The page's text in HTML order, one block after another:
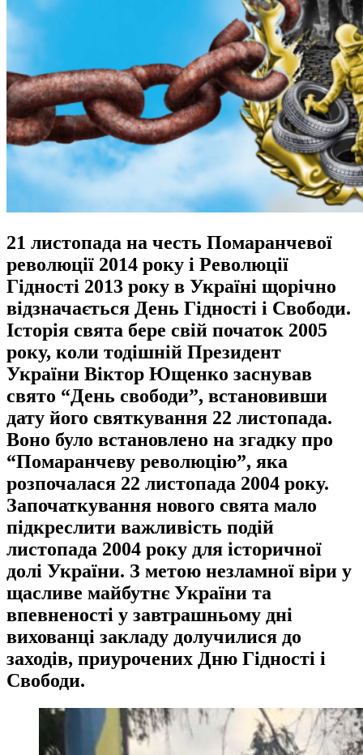
21 листопада на честь Помаранчевої
революції 2014 року і Революції
Гідності 2013 року в Україні щорічно
відзначається День Гідності і Свободи.
Історія свята бере свій початок 2005
року, коли тодішній Президент
України Віктор Ющенко заснував
свято “День свободи”, встановивши
дату його святкування 22 листопада.
Воно було встановлено на згадку про
“Помаранчеву революцію”, яка
розпочалася 22 листопада 2004 року.
Започаткування нового свята мало
підкреслити важливість подій
листопада 2004 року для історичної
долі України. З метою незламної віри у
щасливе майбутнє України та
впевненості у завтрашньому дні
вихованці закладу долучилися до
заходів, приурочених Дню Гідності і
Свободи.